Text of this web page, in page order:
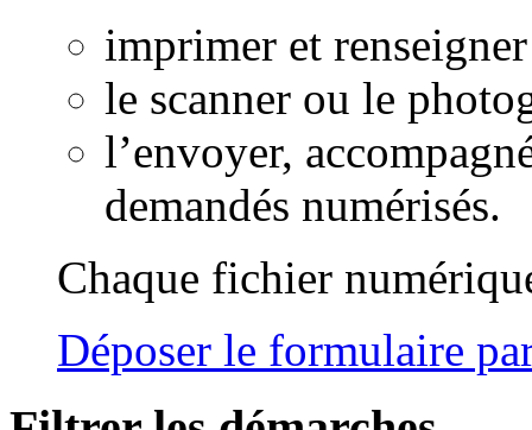
imprimer et
le scanner ou le
l’envoyer,
demandés numérisés.
Chaque fichier
Déposer le formulaire